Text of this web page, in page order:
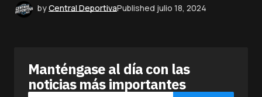
byCentral DeportivaPublished julio 18, 2024
Manténgase al día con las
noticias más importantes